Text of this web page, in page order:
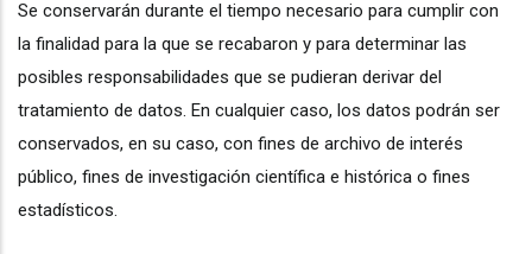
Se conservarán durante el tiempo necesario para cumplir con
la finalidad para la que se recabaron y para determinar las
posibles responsabilidades que se pudieran derivar del
tratamiento de datos. En cualquier caso, los datos podrán ser
conservados, en su caso, con fines de archivo de interés
público, fines de investigación científica e histórica o fines
estadísticos.